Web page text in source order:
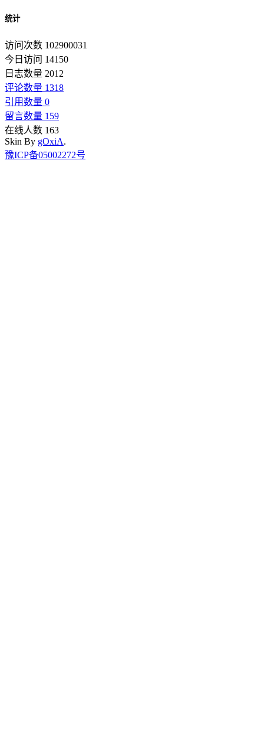
统计
访问次数 102900031
今日访问 14150
日志数量 2012
评论数量 1318
引用数量 0
留言数量 159
在线人数 163
Skin By gOxiA.
豫ICP备05002272号